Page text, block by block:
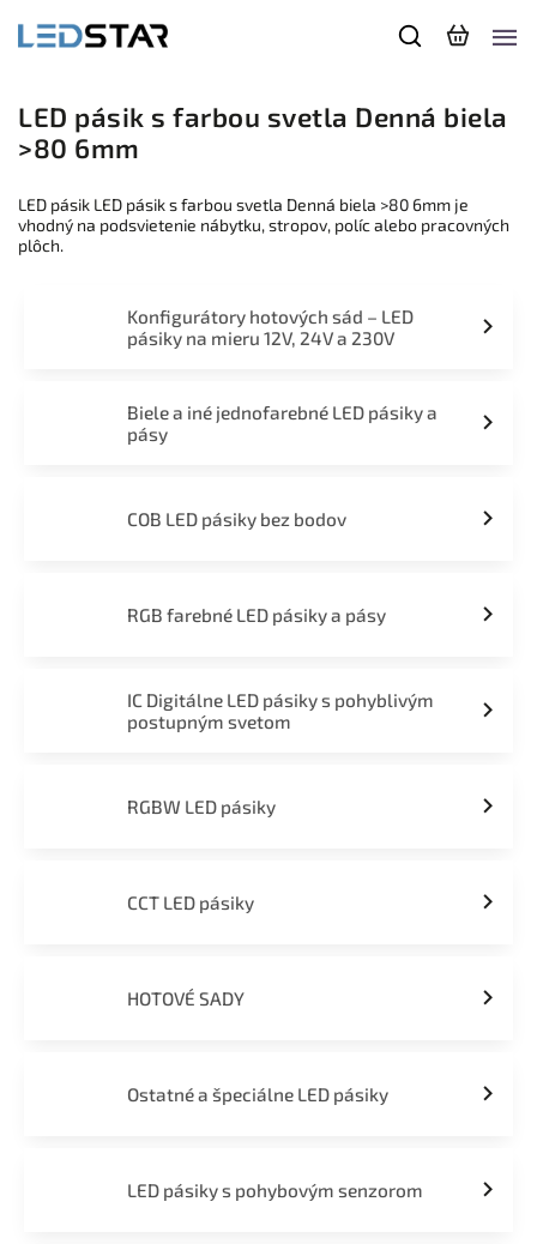
LED pásik s farbou svetla Denná biela
>80 6mm
LED pásik LED pásik s farbou svetla Denná biela >80 6mm je
vhodný na podsvietenie nábytku, stropov, políc alebo pracovných
plôch.
Konfigurátory hotových sád – LED
pásiky na mieru 12V, 24V a 230V
Biele a iné jednofarebné LED pásiky a
pásy
COB LED pásiky bez bodov
RGB farebné LED pásiky a pásy
IC Digitálne LED pásiky s pohyblivým
postupným svetom
RGBW LED pásiky
CCT LED pásiky
HOTOVÉ SADY
Ostatné a špeciálne LED pásiky
LED pásiky s pohybovým senzorom